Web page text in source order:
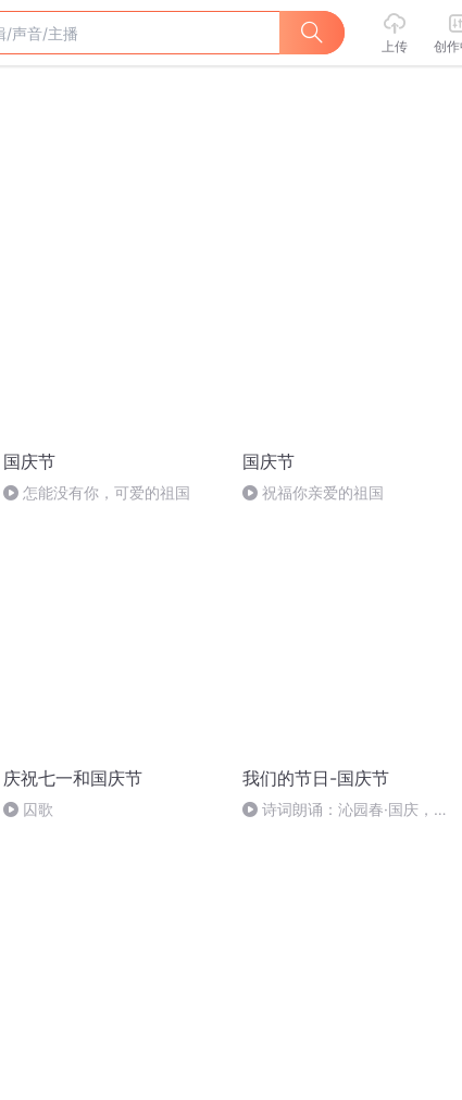
上传 创
国庆节
怎能没有你，可爱的祖国
国庆节
祝福你亲爱的祖国
庆祝七一和国庆节
囚歌
我们的节日-国庆节
诗词朗诵：沁园春·国庆，朗